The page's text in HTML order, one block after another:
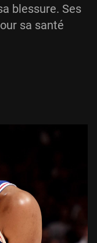
blessure. Ses
sa santé